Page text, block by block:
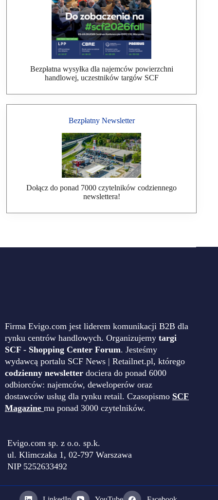
Bezpłatna wysyłka dla najemców powierzchni
handlowej, uczestników targów SCF
Bezpłatny Newsletter
Dołącz do ponad 7000 czytelników codziennego
newslettera!
Firma Evigo.com jest liderem komunikacji B2B dla
rynku centrów handlowych. Organizujemy targi
SCF - Shopping Center Forum. Jesteśmy
wydawcą portalu SCF News | Retailnet.pl, którego
codzienny newsletter dociera do ponad 6000
odbiorców: najemców, deweloperów oraz
dostawców usług dla rynku retail. Czasopismo SCF
Magazine ma ponad 3000 czytelników.
Evigo.com sp. z o.o. sp.k.
ul. Klimczaka 1, 02-797 Warszawa
NIP 5252633492